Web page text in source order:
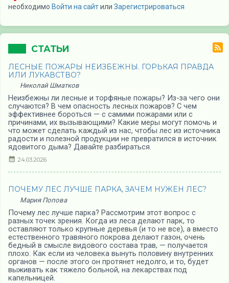
необходимо Войти на сайтили Зарегистрироваться
СТАТЬИ
ЛЕСНЫЕ ПОЖАРЫ НЕИЗБЕЖНЫ. ГОРЬКАЯ ПРАВДА
ИЛИ ЛУКАВСТВО?
Николай Шматков
Неизбежны ли лесные и торфяные пожары? Из-за чего они
случаются? В чем опасность лесных пожаров? С чем
эффективнее бороться — с самими пожарами или с
причинами, их вызывающими? Какие меры могут помочь и
что может сделать каждый из нас, чтобы лес из источника
радости и полезной продукции не превратился в источник
ядовитого дыма? Давайте разбираться.
24.03.2026
ПОЧЕМУ ЛЕС ЛУЧШЕ ПАРКА, ЗАЧЕМ НУЖЕН ЛЕС?
Мария Попова
Почему лес лучше парка? Рассмотрим этот вопрос с
разных точек зрения. Когда из леса делают парк, то
оставляют только крупные деревья (и то не все), а вместо
естественного травяного покрова делают газон, очень
бедный в смысле видового состава трав, — получается
плохо. Как если из человека вынуть половину внутренних
органов — после этого он протянет недолго, и то, будет
выживать как тяжело больной, на лекарствах под
капельницей.